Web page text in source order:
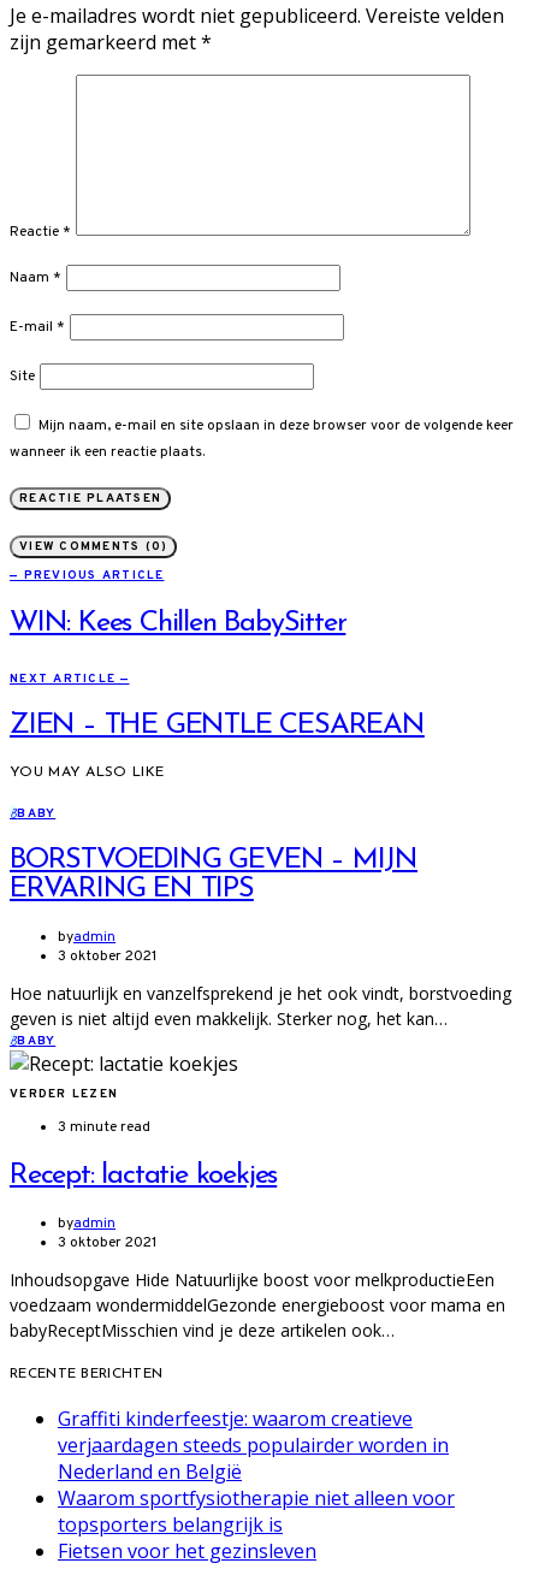
Je e-mailadres wordt niet gepubliceerd. Vereiste velden
zijn gemarkeerd met*
Reactie *
Naam *
E-mail *
Site
Mijn naam, e-mail en site opslaan in deze browser voor de volgende keer
wanneer ik een reactie plaats.
VIEW COMMENTS (0)
— PREVIOUS ARTICLE
WIN: Kees Chillen BabySitter
NEXT ARTICLE —
ZIEN – THE GENTLE CESAREAN
YOU MAY ALSO LIKE
BBABY
BORSTVOEDING GEVEN – MIJN
ERVARING EN TIPS
byadmin
3 oktober 2021
Hoe natuurlijk en vanzelfsprekend je het ook vindt, borstvoeding
geven is niet altijd even makkelijk. Sterker nog, het kan…
BBABY
VERDER LEZEN
3 minute read
Recept: lactatie koekjes
byadmin
3 oktober 2021
Inhoudsopgave Hide Natuurlijke boost voor melkproductieEen
voedzaam wondermiddelGezonde energieboost voor mama en
babyReceptMisschien vind je deze artikelen ook…
RECENTE BERICHTEN
Graffiti kinderfeestje: waarom creatieve
verjaardagen steeds populairder worden in
Nederland en België
Waarom sportfysiotherapie niet alleen voor
topsporters belangrijk is
Fietsen voor het gezinsleven